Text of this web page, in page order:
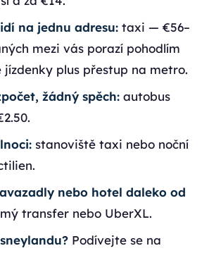
na jednu adresu: taxi — €56–
mezi vás porazí pohodlím
plus přestup na metro.
žádný spěch: autobus
stanoviště taxi nebo noční
nebo hotel daleko od
transfer nebo UberXL.
Podívejte se na